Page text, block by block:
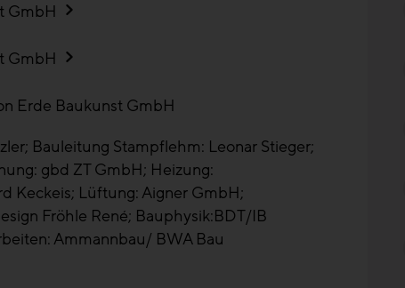
GmbH
GmbH
Erde Baukunst GmbH
Bauleitung Stampflehm: Leonar Stieger;
gbd ZT GmbH; Heizung:
Keckeis; Lüftung: Aigner GmbH;
Fröhle René; Bauphysik:BDT/IB
Ammannbau/ BWA Bau